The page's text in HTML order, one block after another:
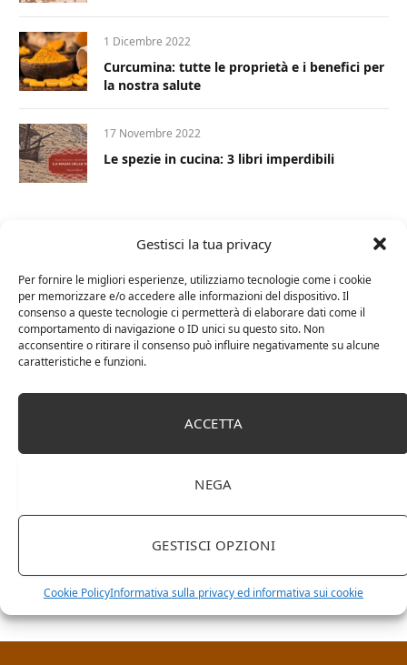
Gestisci la tua privacy
Per fornire le migliori esperienze, utilizziamo tecnologie come i cookie
per memorizzare e/o accedere alle informazioni del dispositivo. Il
consenso a queste tecnologie ci permetterà di elaborare dati come il
comportamento di navigazione o ID unici su questo sito. Non
acconsentire o ritirare il consenso può influire negativamente su alcune
caratteristiche e funzioni.
ACCETTA
NEGA
GESTISCI OPZIONI
Cookie PolicyInformativa sulla privacy ed informativa sui cookie
1 Dicembre 2022
Curcumina: tutte le proprietà e i benefici per
la nostra salute
17 Novembre 2022
Le spezie in cucina: 3 libri imperdibili
RICERCA NEL SITO